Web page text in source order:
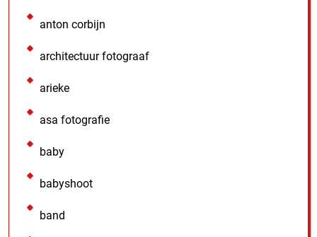
anton corbijn
architectuur fotograaf
arieke
asa fotografie
baby
babyshoot
band